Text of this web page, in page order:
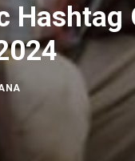
Hashtag